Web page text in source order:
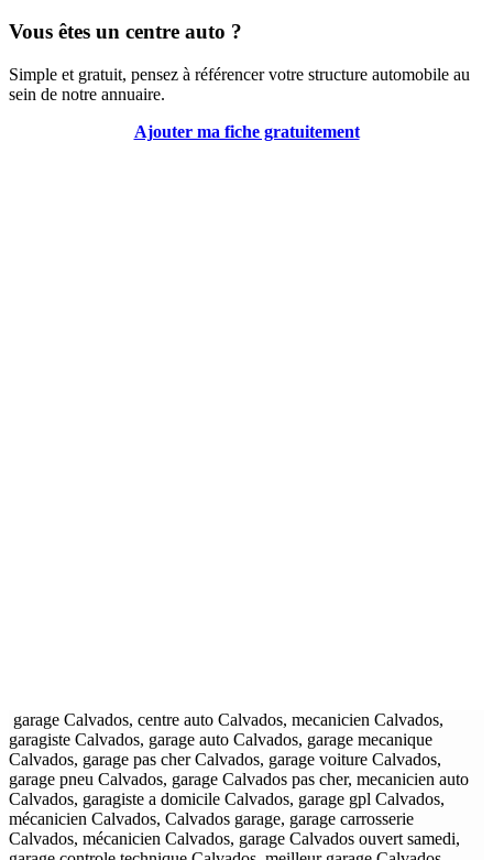
Vous êtes un centre auto ?
Simple et gratuit, pensez à référencer votre structure automobile au
sein de notre annuaire.
Ajouter ma fiche gratuitement
garage Calvados, centre auto Calvados, mecanicien Calvados,
garagiste Calvados, garage auto Calvados, garage mecanique
Calvados, garage pas cher Calvados, garage voiture Calvados,
garage pneu Calvados, garage Calvados pas cher, mecanicien auto
Calvados, garagiste a domicile Calvados, garage gpl Calvados,
mécanicien Calvados, Calvados garage, garage carrosserie
Calvados, mécanicien Calvados, garage Calvados ouvert samedi,